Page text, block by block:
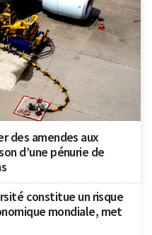
des amendes aux
d’une pénurie de
constitue un risque
mondiale, met